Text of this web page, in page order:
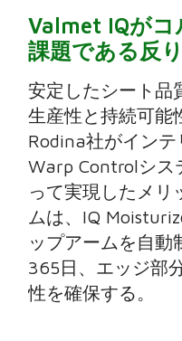
Valmet IQがコ
課題である反
安定したシート品
生産性と持続可能
Rodina社がイン
Warp Controlシス
って実現したメリ
ムは、IQ
ップアームを自動
365日、エッジ部
性を確保する。